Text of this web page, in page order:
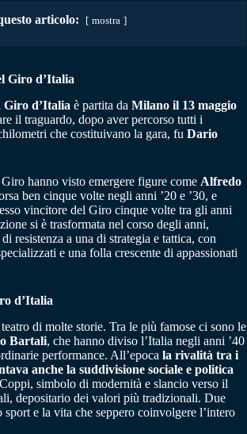
articolo: mostra
Giro d’Italia
Giro d’Italia è partita da Milano il 13 maggio
il traguardo, dopo aver percorso tutti i
che costituivano la gara, fu Dario
hanno visto emergere figure come Alfredo
ben cinque volte negli anni ’20 e ’30, e
vincitore del Giro cinque volte tra gli anni
si è trasformata nel corso degli anni,
resistenza a una di strategia e tattica, con
e una folla crescente di appassionati
d’Italia
di molte storie. Tra le più famose ci sono le
Bartali, che hanno diviso l’Italia negli anni ’40
performance. All’epoca la rivalità tra i
anche la suddivisione sociale e politica
simbolo di modernità e slancio verso il
depositario dei valori più tradizionali. Due
e la vita che seppero coinvolgere l’intero